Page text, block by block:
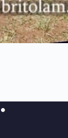
⚫